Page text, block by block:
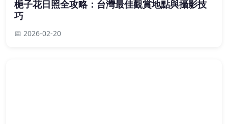
梔子花日照全攻略：台灣最佳觀賞地點與攝影技
巧
📅 2026-02-20